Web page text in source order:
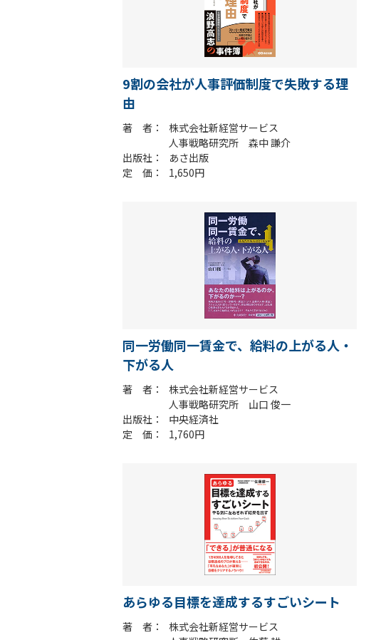
9割の会社が人事評価制度で失敗する理
由
著 者
株式会社新経営サービス
人事戦略研究所 森中 謙介
出版社
あさ出版
定 価
1,650円
同一労働同一賃金で、給料の上がる人・
下がる人
著 者
株式会社新経営サービス
人事戦略研究所 山口 俊一
出版社
中央経済社
定 価
1,760円
あらゆる目標を達成するすごいシート
著 者
株式会社新経営サービス